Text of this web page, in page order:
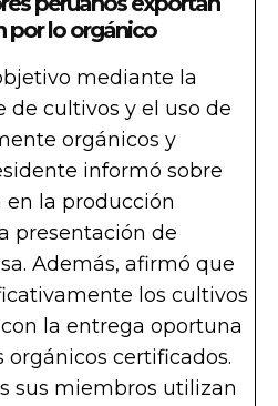
por lo orgánico
mediante la
de cultivos y el uso de
orgánicos y
informó sobre
la producción
presentación de
Además, afirmó que
los cultivos
la entrega oportuna
orgánicos certificados.
sus miembros utilizan